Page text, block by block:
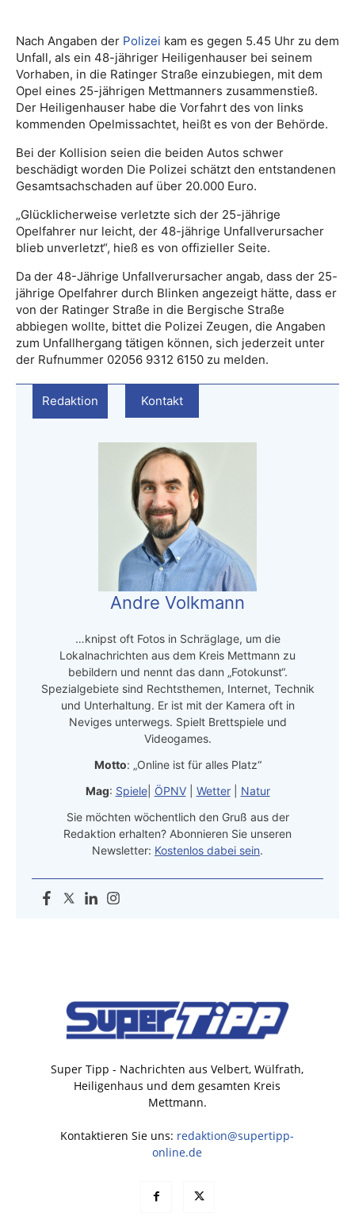
Nach Angaben der Polizei kam es gegen 5.45 Uhr zu dem
Unfall, als ein 48-jähriger Heiligenhauser bei seinem
Vorhaben, in die Ratinger Straße einzubiegen, mit dem
Opel eines 25-jährigen Mettmanners zusammenstieß.
Der Heiligenhauser habe die Vorfahrt des von links
kommenden Opelmissachtet, heißt es von der Behörde.
Bei der Kollision seien die beiden Autos schwer
beschädigt worden Die Polizei schätzt den entstandenen
Gesamtsachschaden auf über 20.000 Euro.
„Glücklicherweise verletzte sich der 25-jährige
Opelfahrer nur leicht, der 48-jährige Unfallverursacher
blieb unverletzt“, hieß es von offizieller Seite.
Da der 48-Jährige Unfallverursacher angab, dass der 25-
jährige Opelfahrer durch Blinken angezeigt hätte, dass er
von der Ratinger Straße in die Bergische Straße
abbiegen wollte, bittet die Polizei Zeugen, die Angaben
zum Unfallhergang tätigen können, sich jederzeit unter
der Rufnummer 02056 9312 6150 zu melden.
Redaktion Kontakt
Andre Volkmann
…knipst oft Fotos in Schräglage, um die
Lokalnachrichten aus dem Kreis Mettmann zu
bebildern und nennt das dann „Fotokunst“.
Spezialgebiete sind Rechtsthemen, Internet, Technik
und Unterhaltung. Er ist mit der Kamera oft in
Neviges unterwegs. Spielt Brettspiele und
Videogames.
Motto: „Online ist für alles Platz“
Mag: Spiele| ÖPNV| Wetter| Natur
Sie möchten wöchentlich den Gruß aus der
Redaktion erhalten? Abonnieren Sie unseren
Newsletter: Kostenlos dabei sein.
Super Tipp - Nachrichten aus Velbert, Wülfrath,
Heiligenhaus und dem gesamten Kreis
Mettmann.
Kontaktieren Sie uns: redaktion@supertipp-
online.de